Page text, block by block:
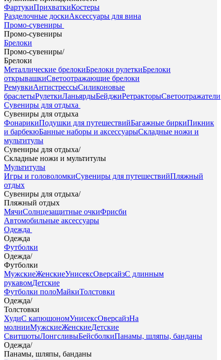
ФартукиПрихваткиКостеры
Разделочные доскиАксессуары для вина
Промо-сувениры
Промо-сувениры
Брелоки
Промо-сувениры/
Брелоки
Металлические брелокиБрелоки рулеткиБрелоки
открывашкиСветоотражающие брелоки
РемувкиАнтистрессыСиликоновые
браслетыРулеткиЛаньярдыБейджиРетракторыСветоотражатели
Сувениры для отдыха
Сувениры для отдыха
ФонарикиПодушки для путешествийБагажные биркиПикник
и барбекюБанные наборы и аксессуарыСкладные ножи и
мультитулы
Сувениры для отдыха/
Складные ножи и мультитулы
Мультитулы
Игры и головоломкиСувениры для путешествийПляжный
отдых
Сувениры для отдыха/
Пляжный отдых
МячиСолнцезащитные очкиФрисби
Автомобильные аксессуары
Одежда
Одежда
Футболки
Одежда/
Футболки
МужскиеЖенскиеУнисексОверсайзС длинным
рукавомДетские
Футболки полоМайкиТолстовки
Одежда/
Толстовки
ХудиС капюшономУнисексОверсайзНа
молнииМужскиеЖенскиеДетские
СвитшотыЛонгсливыБейсболкиПанамы, шляпы, банданы
Одежда/
Панамы, шляпы, банданы